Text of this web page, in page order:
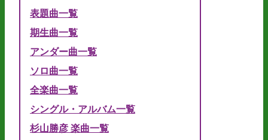
表題曲一覧
期生曲一覧
アンダー曲一覧
ソロ曲一覧
全楽曲一覧
シングル・アルバム一覧
杉山勝彦 楽曲一覧